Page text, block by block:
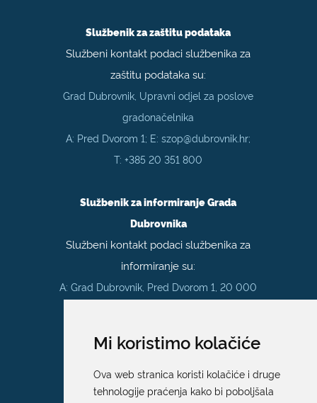
Mi koristimo kolačiće
Ova web stranica koristi kolačiće i druge
tehnologije praćenja kako bi poboljšala
Službenik za zaštitu podataka
Službeni kontakt podaci službenika za
zaštitu podataka su:
Grad Dubrovnik, Upravni odjel za poslove
gradonačelnika
A: Pred Dvorom 1; E: szop@dubrovnik.hr;
T:+385 20 351 800
Službenik za informiranje Grada
Dubrovnika
Službeni kontakt podaci službenika za
informiranje su:
A: Grad Dubrovnik, Pred Dvorom 1, 20 000
Ured 205; rad sa strankama za sva